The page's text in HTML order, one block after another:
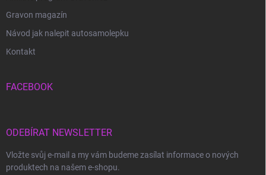
Gravon magazín
Návod jak nalepit autosamolepku
Kontakt
FACEBOOK
ODEBÍRAT NEWSLETTER
Vložte svůj e-mail a my vám budeme zasílat informace o nových
produktech na našem e-shopu.